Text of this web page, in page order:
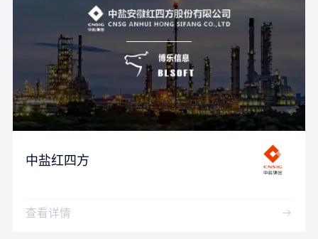
中盐红四方
查看详情